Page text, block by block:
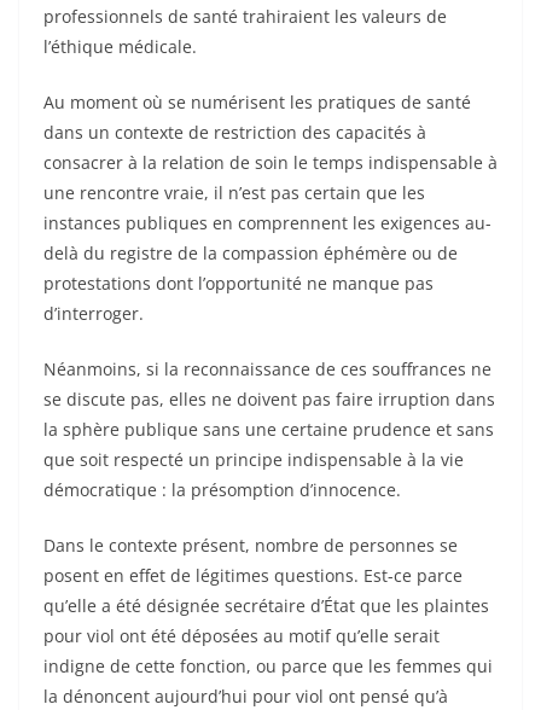
professionnels de santé trahiraient les valeurs de
l’éthique médicale.
Au moment où se numérisent les pratiques de santé
dans un contexte de restriction des capacités à
consacrer à la relation de soin le temps indispensable à
une rencontre vraie, il n’est pas certain que les
instances publiques en comprennent les exigences au-
delà du registre de la compassion éphémère ou de
protestations dont l’opportunité ne manque pas
d’interroger.
Néanmoins, si la reconnaissance de ces souffrances ne
se discute pas, elles ne doivent pas faire irruption dans
la sphère publique sans une certaine prudence et sans
que soit respecté un principe indispensable à la vie
démocratique : la présomption d’innocence.
Dans le contexte présent, nombre de personnes se
posent en effet de légitimes questions. Est-ce parce
qu’elle a été désignée secrétaire d’État que les plaintes
pour viol ont été déposées au motif qu’elle serait
indigne de cette fonction, ou parce que les femmes qui
la dénoncent aujourd’hui pour viol ont pensé qu’à